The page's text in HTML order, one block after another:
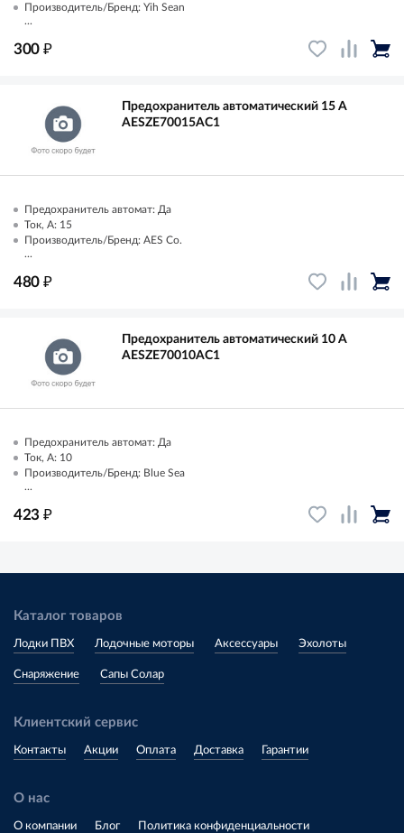
Производитель/Бренд: Yih Sean
...
300 ₽
Предохранитель автоматический 15 А
AESZE70015AC1
Предохранитель автомат: Да
Ток, А: 15
Производитель/Бренд: AES Co.
...
480 ₽
Предохранитель автоматический 10 А
AESZE70010AC1
Предохранитель автомат: Да
Ток, А: 10
Производитель/Бренд: Blue Sea
...
423 ₽
Каталог товаров
Лодки ПВХ Лодочные моторы Аксессуары Эхолоты
Снаряжение Сапы Солар
Клиентский сервис
Контакты Акции Оплата Доставка Гарантии
О нас
О компании Блог Политика конфиденциальности